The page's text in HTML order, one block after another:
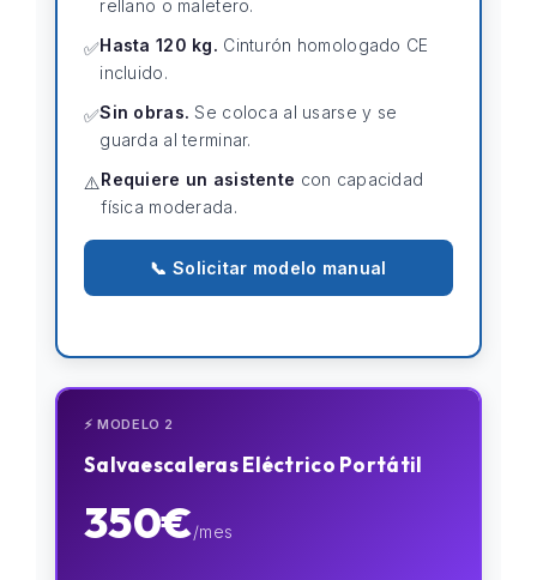
rellano o maletero.
✅Hasta 120 kg. Cinturón homologado CE
incluido.
✅Sin obras. Se coloca al usarse y se
guarda al terminar.
⚠️Requiere un asistente con capacidad
física moderada.
📞 Solicitar modelo manual
⚡ MODELO 2
Salvaescaleras Eléctrico Portátil
350€/mes